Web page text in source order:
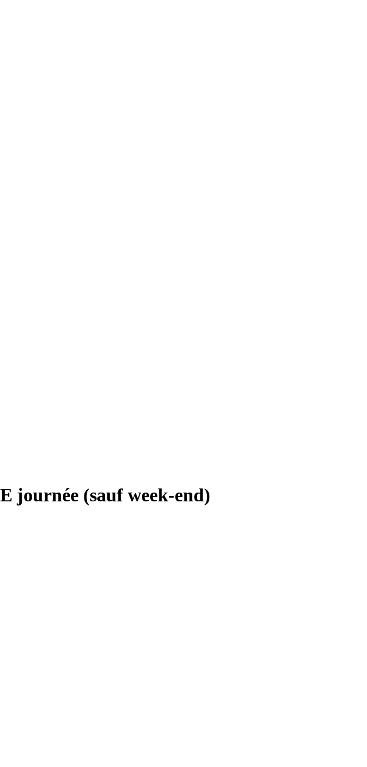
journée (sauf week-end)